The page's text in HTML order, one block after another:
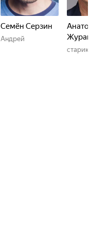
Семён Серзин
Андрей
старик